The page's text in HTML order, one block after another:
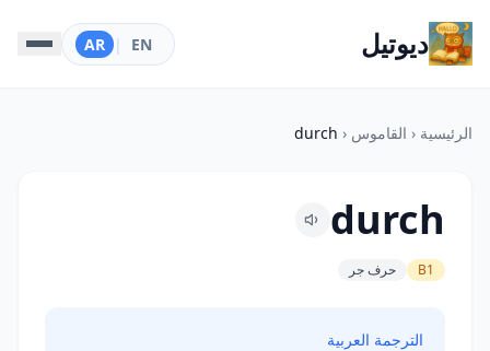
ديوتيل EN
|
AR
الرئيسية ‹ القاموس ‹
durch
durch
B1 حرف جر
الترجمة العربية